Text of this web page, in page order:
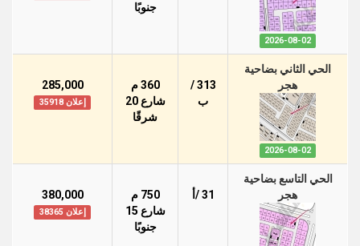
2026-08-02
جنوبًا
الحي الثاني بضاحية
هجر
2026-08-02
313 /
ب
360 م
شارع 20
شرقًا
285,000
إعلان 35918
الحي التاسع بضاحية
هجر
31 /أ
750 م
شارع 15
جنوبًا
380,000
إعلان 38365